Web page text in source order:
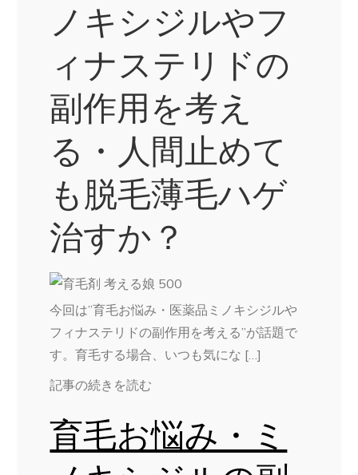
ノキシジルやフ
ィナステリドの
副作用を考え
る・人間止めて
も脱毛薄毛ハゲ
治すか？
今回は”育毛お悩み・医薬品ミノキシジルや
フィナステリドの副作用を考える”が話題で
す。育毛する場合、いつも気にな […]
記事の続きを読む
育毛お悩み・ミ